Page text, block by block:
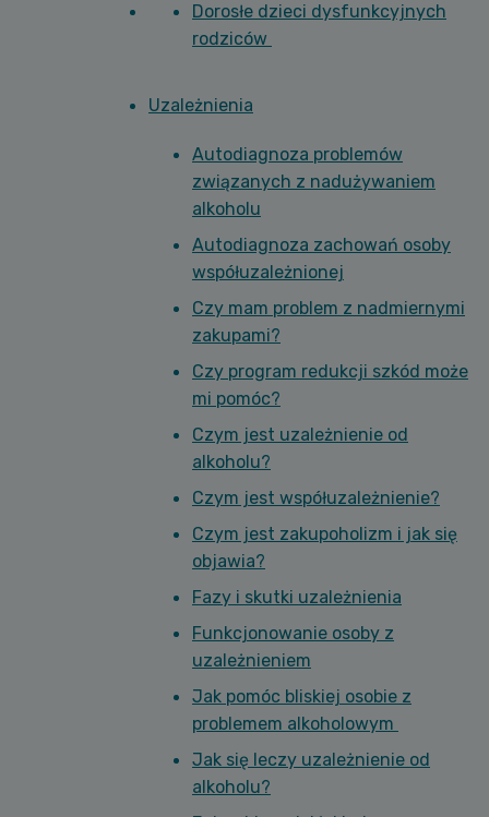
Dorosłe dzieci dysfunkcyjnych
rodziców
Uzależnienia
Autodiagnoza problemów
związanych z nadużywaniem
alkoholu
Autodiagnoza zachowań osoby
współuzależnionej
Czy mam problem z nadmiernymi
zakupami?
Czy program redukcji szkód może
mi pomóc?
Czym jest uzależnienie od
alkoholu?
Czym jest współuzależnienie?
Czym jest zakupoholizm i jak się
objawia?
Fazy i skutki uzależnienia
Funkcjonowanie osoby z
uzależnieniem
Jak pomóc bliskiej osobie z
problemem alkoholowym
Jak się leczy uzależnienie od
alkoholu?